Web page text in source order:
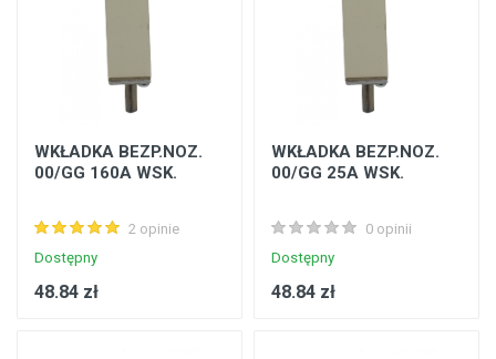
WKŁADKA BEZP.NOZ.
00/GG 160A WSK.
2 opinie
Dostępny
48.84 zł
WKŁADKA BEZP.NOZ.
00/GG 25A WSK.
0 opinii
Dostępny
48.84 zł